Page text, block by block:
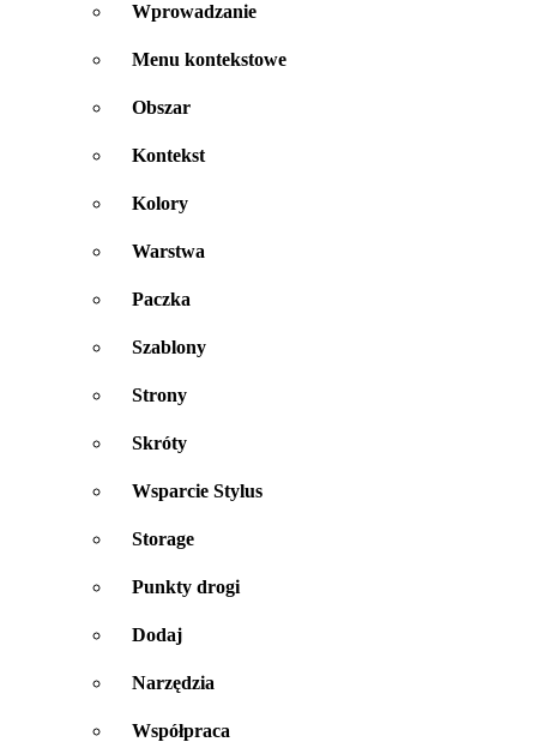
Wprowadzanie
Menu kontekstowe
Obszar
Kontekst
Kolory
Warstwa
Paczka
Szablony
Strony
Skróty
Wsparcie Stylus
Storage
Punkty drogi
Dodaj
Narzędzia
Współpraca